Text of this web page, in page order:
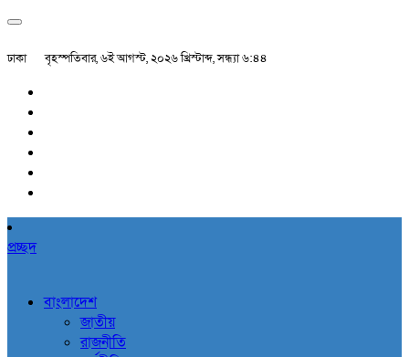
ঢাকা বৃহস্পতিবার, ৬ই আগস্ট, ২০২৬ খ্রিস্টাব্দ, সন্ধ্যা ৬:৪৪
প্রচ্ছদ
বাংলাদেশ
জাতীয়
রাজনীতি